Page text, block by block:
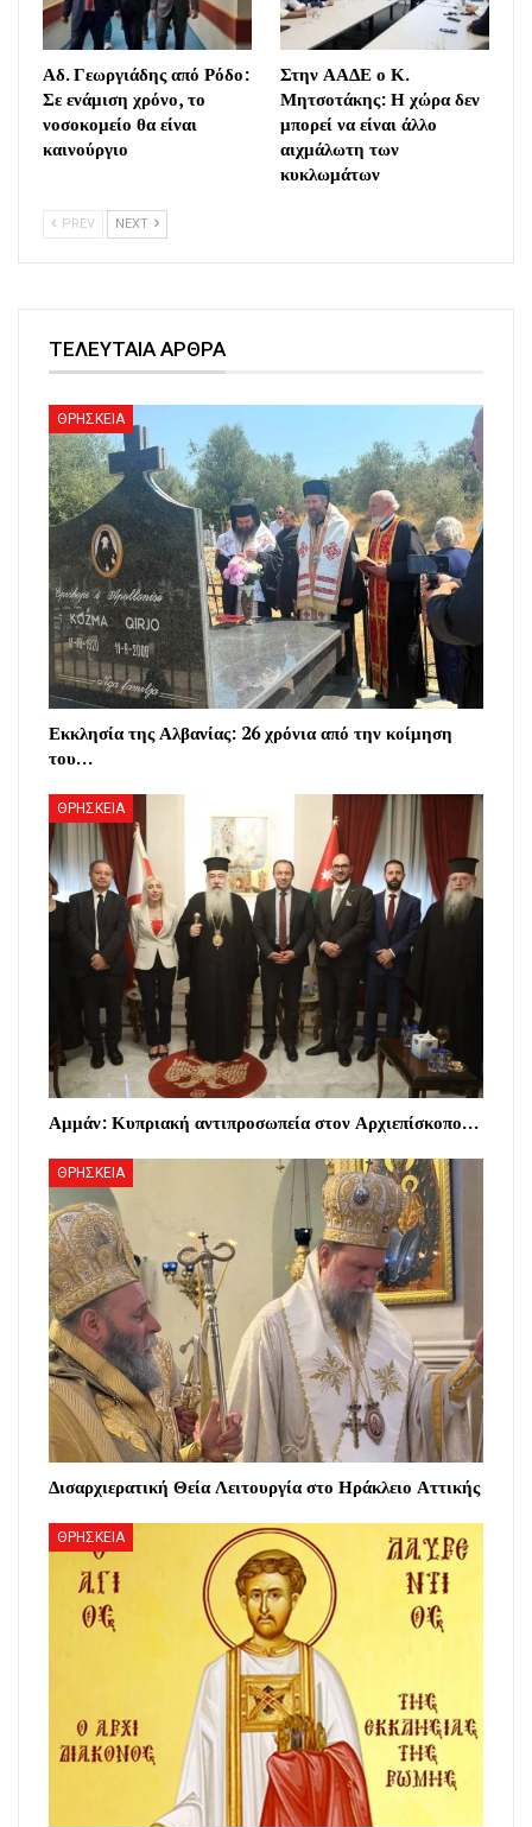
Αδ. Γεωργιάδης από Ρόδο:
Σε ενάμιση χρόνο, το
νοσοκομείο θα είναι
καινούργιο
Στην ΑΑΔΕ ο Κ.
Μητσοτάκης: Η χώρα δεν
μπορεί να είναι άλλο
αιχμάλωτη των
κυκλωμάτων
PREV NEXT
ΤΕΛΕΥΤΑΙΑ ΑΡΘΡΑ
ΘΡΗΣΚΕΙΑ
Εκκλησία της Αλβανίας: 26 χρόνια από την κοίμηση
του…
ΘΡΗΣΚΕΙΑ
Αμμάν: Κυπριακή αντιπροσωπεία στον Αρχιεπίσκοπο…
ΘΡΗΣΚΕΙΑ
Δισαρχιερατική Θεία Λειτουργία στο Ηράκλειο Αττικής
ΘΡΗΣΚΕΙΑ